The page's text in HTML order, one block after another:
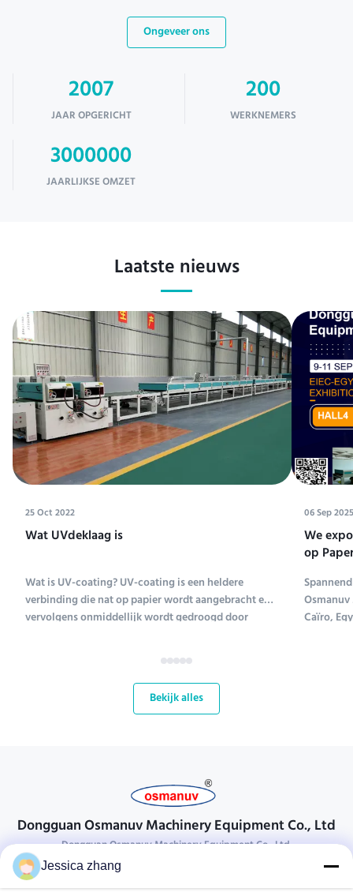
Ongeveer ons
2007
JAAR OPGERICHT
200
WERKNEMERS
3000000
JAARLIJKSE OMZET
Laatste nieuws
25 Oct 2022
Wat UVdeklaag is
Wat is UV-coating? UV-coating is een heldere
verbinding die nat op papier wordt aangebracht en
vervolgens onmiddellijk wordt gedroogd door
ultraviolet coating). Verschillende soorten
verbindingen worden gebruikt om papier te coaten;
06 Sep 2025
We
op
Caïro,
Bekijk alles
Dongguan Osmanuv Machinery Equipment Co., Ltd
Dongguan Osmanuv Machinery Equipment Co., Ltd.
Neem contact op.
Jessica zhang